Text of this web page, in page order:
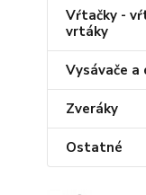
Vŕtačky -
vrtáky
Vysávače a
Zveráky
Ostatné